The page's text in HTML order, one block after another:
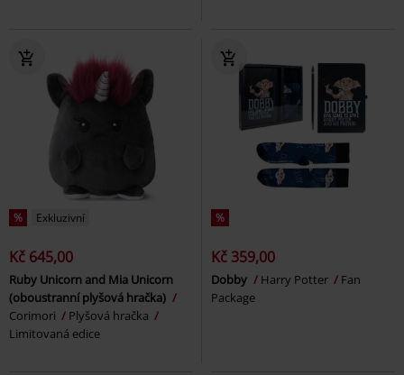
% Exkluzivní
Kč 645,00
Ruby Unicorn and Mia Unicorn
(oboustranní plyšová hračka)
Corimori
Plyšová hračka
Limitovaná edice
%
Kč 359,00
Dobby Harry Potter
Fan
Package